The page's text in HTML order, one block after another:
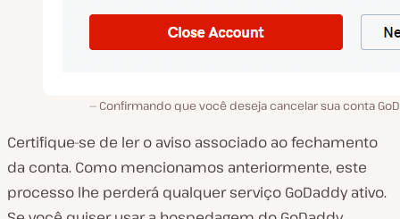
Confirmando que você deseja cancelar sua conta
Certifique-se de ler o aviso associado ao fechamento
da conta. Como mencionamos anteriormente, este
processo lhe perderá qualquer serviço GoDaddy ativo.